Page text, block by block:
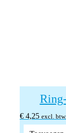
€ 4,25 excl. btw.